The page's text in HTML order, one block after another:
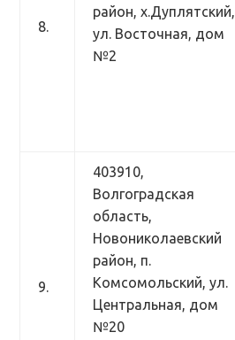
8.
район, х.Дуплятский,
ул. Восточная, дом
№2
9.
403910,
Волгоградская
область,
Новониколаевский
район, п.
Комсомольский, ул.
Центральная, дом
№20